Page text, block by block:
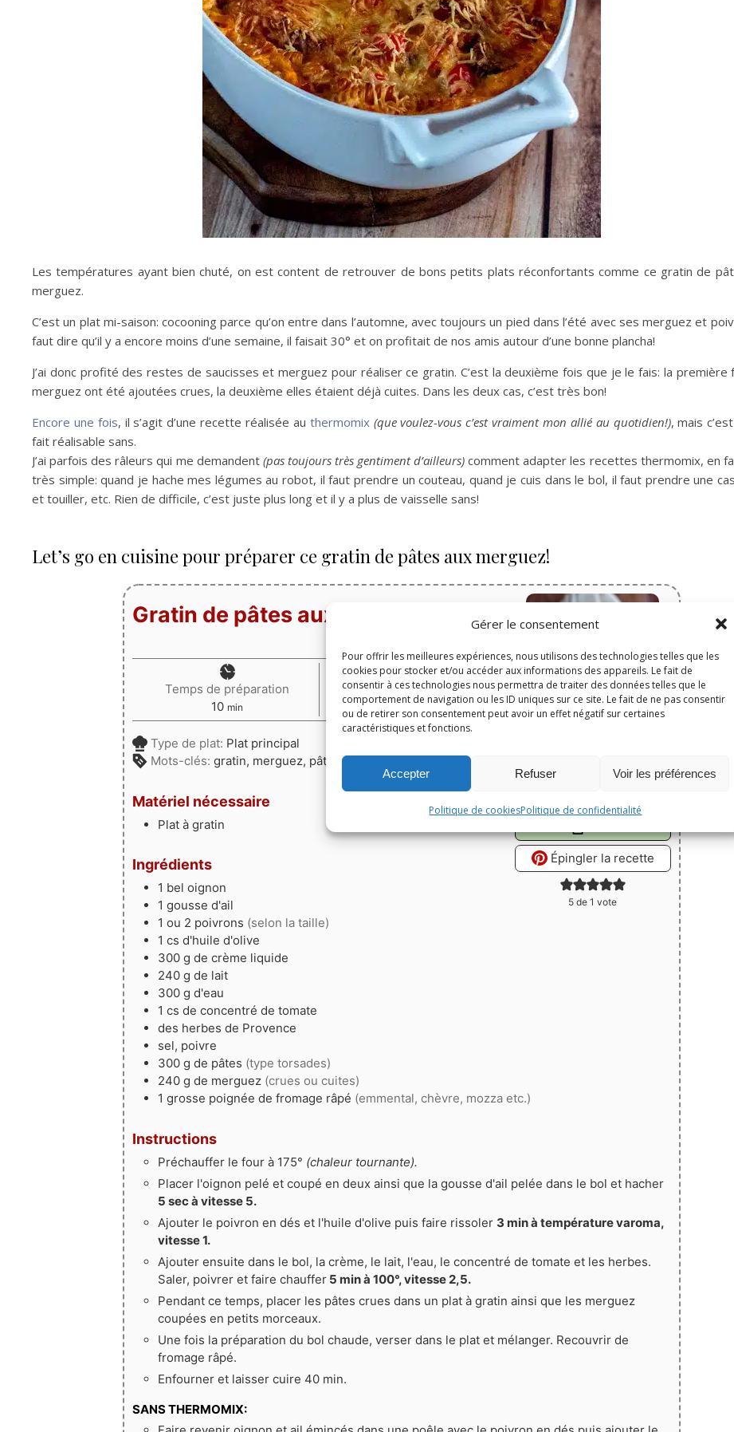
Gérer le consentement
Pour offrir les meilleures expériences, nous utilisons des technologies telles que les
cookies pour stocker et/ou accéder aux informations des appareils. Le fait de
consentir à ces technologies nous permettra de traiter des données telles que le
comportement de navigation ou les ID uniques sur ce site. Le fait de ne pas consentir
ou de retirer son consentement peut avoir un effet négatif sur certaines
caractéristiques et fonctions.
Accepter Refuser Voir les préférences
Politique de cookiesPolitique de confidentialité
Les températures ayant bien chuté, on est content de retrouver de bons petits plats réconfortants comme ce gratin de
merguez.
C’est un plat mi-saison: cocooning parce qu’on entre dans l’automne, avec toujours un pied dans l’été avec ses merguez et
faut dire qu’il y a encore moins d’une semaine, il faisait 30° et on profitait de nos amis autour d’une bonne plancha!
J’ai donc profité des restes de saucisses et merguez pour réaliser ce gratin. C’est la deuxième fois que je le fais: la première
merguez ont été ajoutées crues, la deuxième elles étaient déjà cuites. Dans les deux cas, c’est très bon!
Encore une fois, il s’agit d’une recette réalisée au thermomix (que voulez-vous c’est vraiment mon allié au quotidien!), mais
fait réalisable sans.
J’ai parfois des râleurs qui me demandent(pas toujours très gentiment d’ailleurs) comment adapter les recettes thermomix, en
très simple: quand je hache mes légumes au robot, il faut prendre un couteau, quand je cuis dans le bol, il faut prendre une
et touiller, etc. Rien de difficile, c’est juste plus long et il y a plus de vaisselle sans!
Let’s go en cuisine pour préparer ce gratin de pâtes aux merguez!
Épingler la recette
5 de 1 vote
Gratin de pâtes aux merguez
Temps de préparation
10minutes
min
Temps de cuisson
40minutes
Type de plat: Plat principal
Mots-clés: gratin, merguez, pâtes, poivron Portions:
Matériel nécessaire
Plat à gratin
Ingrédients
1 bel oignon
1 gousse d'ail
1 ou 2 poivrons (selon la taille)
1 cs d'huile d'olive
300 g de crème liquide
240 g de lait
300 g d'eau
1 cs de concentré de tomate
des herbes de Provence
sel, poivre
300 g de pâtes (type torsades)
240 g de merguez (crues ou cuites)
1 grosse poignée de fromage râpé (emmental, chèvre, mozza etc.)
Instructions
Préchauffer le four à 175° (chaleur tournante).
Placer l'oignon pelé et coupé en deux ainsi que la gousse d'ail pelée dans le bol et hacher
5 sec à vitesse 5.
Ajouter le poivron en dés et l'huile d'olive puis faire rissoler 3 min à température varoma,
vitesse 1.
Ajouter ensuite dans le bol, la crème, le lait, l'eau, le concentré de tomate et les herbes.
Saler, poivrer et faire chauffer5 min à 100°, vitesse 2,5.
Pendant ce temps, placer les pâtes crues dans un plat à gratin ainsi que les merguez
coupées en petits morceaux.
Une fois la préparation du bol chaude, verser dans le plat et mélanger. Recouvrir de
fromage râpé.
Enfourner et laisser cuire 40 min.
SANS THERMOMIX: